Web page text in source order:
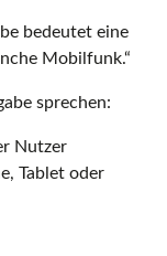
bedeutet eine
Mobilfunk.“
sprechen:
Nutzer
Tablet oder